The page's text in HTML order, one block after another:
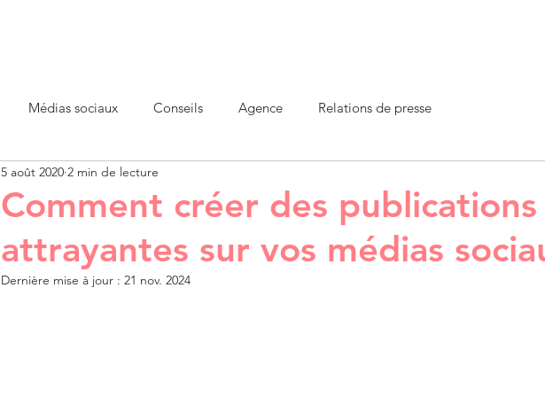
Médias sociaux Conseils Agence Relations de presse
Comment créer des publications
attrayantes sur vos médias
5 août 2020 2 min de lecture
Dernière mise à jour : 21 nov. 2024